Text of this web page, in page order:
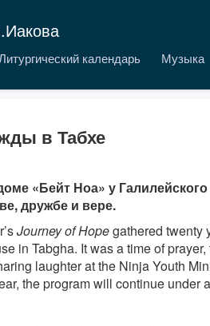
календарь Музыка
в Табхе
«Бейт Ноа» у
дружбе и вере.
Journey of Hopegathered twenty
in Tabgha. It was a time of
laughter at the Ninja Youth
the program will continue under